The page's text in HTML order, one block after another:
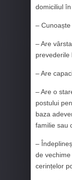
domiciliul
–
– Are
prevederile
– Are
– Are o
postului
baza
familie sau
–
de
cerințelor